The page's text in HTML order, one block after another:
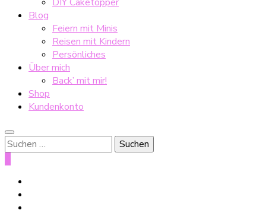
Blog
Feiern mit Minis
Reisen mit Kindern
Persönliches
Über mich
Back’ mit mir!
Shop
Kundenkonto
Suche
nach: